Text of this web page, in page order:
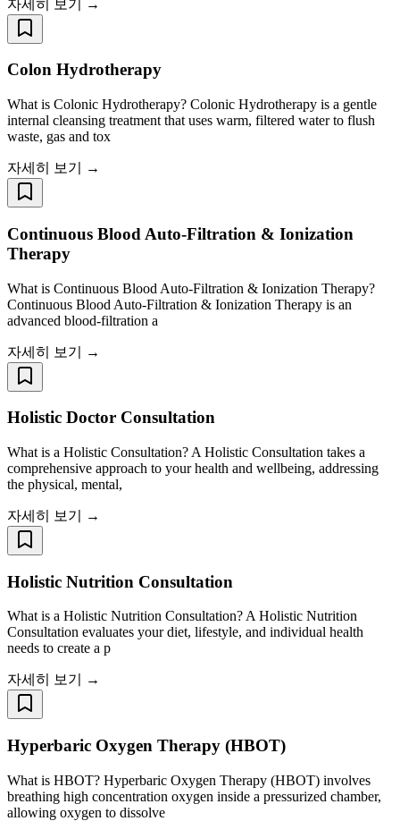
자세히 보기 →
Colon Hydrotherapy
What is Colonic Hydrotherapy? Colonic Hydrotherapy is a gentle
internal cleansing treatment that uses warm, filtered water to flush
waste, gas and tox
자세히 보기 →
Continuous Blood Auto-Filtration & Ionization
Therapy
What is Continuous Blood Auto-Filtration & Ionization Therapy?
Continuous Blood Auto-Filtration & Ionization Therapy is an
advanced blood-filtration a
자세히 보기 →
Holistic Doctor Consultation
What is a Holistic Consultation? A Holistic Consultation takes a
comprehensive approach to your health and wellbeing, addressing
the physical, mental,
자세히 보기 →
Holistic Nutrition Consultation
What is a Holistic Nutrition Consultation? A Holistic Nutrition
Consultation evaluates your diet, lifestyle, and individual health
needs to create a p
자세히 보기 →
Hyperbaric Oxygen Therapy (HBOT)
What is HBOT? Hyperbaric Oxygen Therapy (HBOT) involves
breathing high concentration oxygen inside a pressurized chamber,
allowing oxygen to dissolve